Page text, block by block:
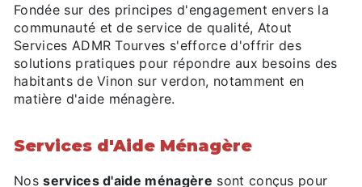
Fondée sur des principes d'engagement envers la
communauté et de service de qualité, Atout
Services ADMR Tourves s'efforce d'offrir des
solutions pratiques pour répondre aux besoins des
habitants de Vinon sur verdon, notamment en
matière d'aide ménagère.
Services d'Aide Ménagère
Nosservices d'aide ménagère sont conçus pour